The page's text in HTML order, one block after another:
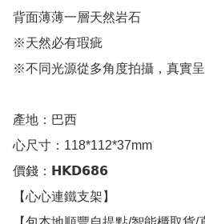
背面薄薄一層天然岩石
※天然必有瑕疵
※不同光源從多角度拍攝，真實
產地：巴西
心尺寸：118*112*37mm
價錢：𝗛𝗞𝗗𝟲𝟴𝟲
【心心連鐵支架】